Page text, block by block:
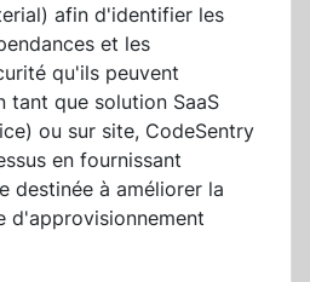
afin d'identifier les
et les
qu'ils peuvent
tant que solution SaaS
ou sur site, CodeSentry
en fournissant
destinée à améliorer la
d'approvisionnement